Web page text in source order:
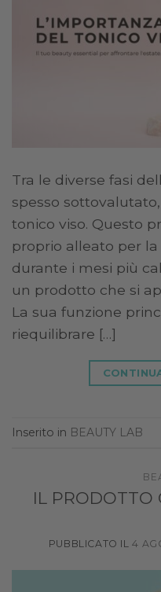
Tra le diverse fasi
spesso
tonico viso. Questo
proprio alleato per
durante i mesi più
un prodotto che si
La sua funzione
riequilibrare […]
Inserito in BEAUTY LAB
IL PRODOTTO
PUBBLICATO IL4